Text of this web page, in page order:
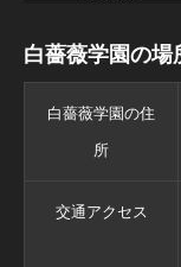
白薔薇学園の場
白薔薇学園の住
所
交通アクセス